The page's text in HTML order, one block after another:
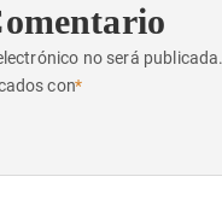
no será publicada.
con*